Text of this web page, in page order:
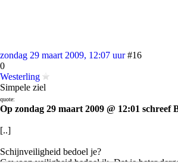
zondag 29 maart 2009, 12:07 uur #16
0
Westerling
Simpele ziel
quote:
Op zondag 29 maart 2009 @ 12:01 schreef
[..]
Schijnveiligheid bedoel je?
Gewoon veiligheid bedoel ik. Dat je beter